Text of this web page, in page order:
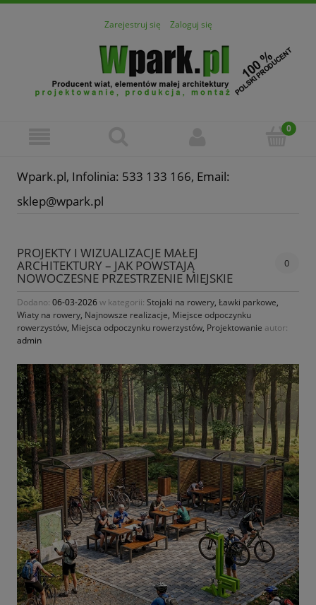
Zarejestruj się Zaloguj się
Wpark.pl, Infolinia: 533 133 166, Email:
sklep@wpark.pl
PROJEKTY I WIZUALIZACJE MAŁEJ
ARCHITEKTURY – JAK POWSTAJĄ
NOWOCZESNE PRZESTRZENIE MIEJSKIE
0
Dodano: 06-03-2026w kategorii: Stojaki na rowery, Ławki parkowe,
Wiaty na rowery, Najnowsze realizacje, Miejsce odpoczynku
rowerzystów, Miejsca odpoczynku rowerzystów, Projektowanie autor:
admin